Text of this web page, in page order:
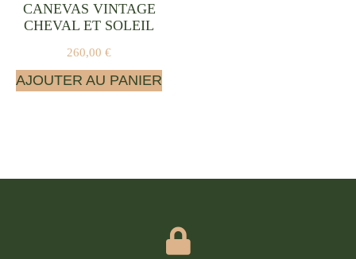
CANEVAS VINTAGE
CHEVAL ET SOLEIL
260,00 €
AJOUTER AU PANIER